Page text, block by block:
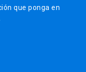
que ponga en